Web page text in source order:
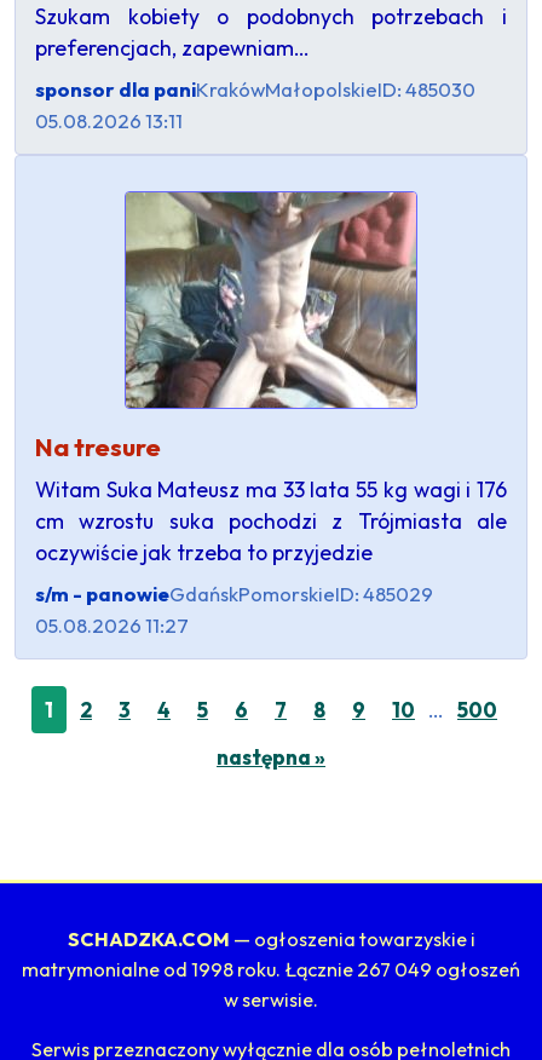
Szukam kobiety o podobnych potrzebach i
preferencjach, zapewniam…
sponsor dla paniKrakówMałopolskieID: 485030
05.08.2026 13:11
Na tresure
Witam Suka Mateusz ma 33 lata 55 kg wagi i 176
cm wzrostu suka pochodzi z Trójmiasta ale
oczywiście jak trzeba to przyjedzie
s/m - panowieGdańskPomorskieID: 485029
05.08.2026 11:27
1 2 3 4 5 6 7 8 9 10 …
500
następna »
SCHADZKA.COM — ogłoszenia towarzyskie i
matrymonialne od 1998 roku. Łącznie 267 049 ogłoszeń
w serwisie.
Serwis przeznaczony wyłącznie dla osób pełnoletnich